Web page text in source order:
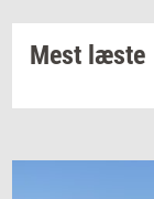
Mest læste